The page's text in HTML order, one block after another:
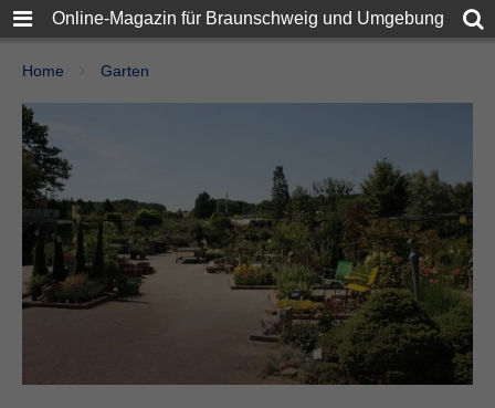
Online-Magazin für Braunschweig und Umgebung
Home Garten